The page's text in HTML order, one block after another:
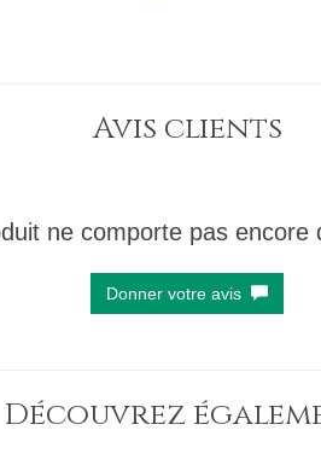
Avis clients
ne comporte pas encore
Donner votre avis
Découvrez